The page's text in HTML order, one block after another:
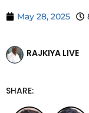
May 28, 2025
RAJKIYA LIVE
SHARE: